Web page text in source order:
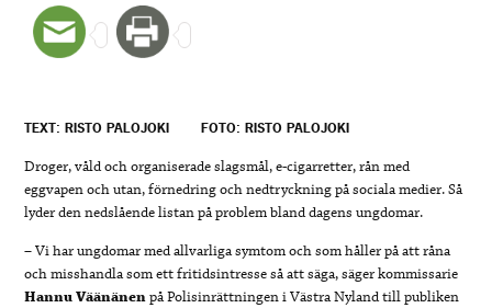
TEXT: RISTO PALOJOKI FOTO: RISTO PALOJOKI
Droger, våld och organiserade slagsmål, e-cigarretter, rån med
eggvapen och utan, förnedring och nedtryckning på sociala medier. Så
lyder den nedslående listan på problem bland dagens ungdomar.
– Vi har ungdomar med allvarliga symtom och som håller på att råna
och misshandla som ett fritidsintresse så att säga, säger kommissarie
Hannu Väänänenpå Polisinrättningen i Västra Nyland till publiken